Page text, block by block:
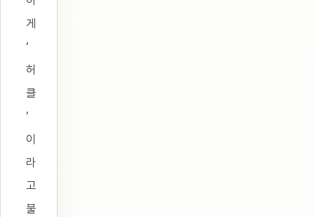
게
‘
허
클
’
이
라
고
불